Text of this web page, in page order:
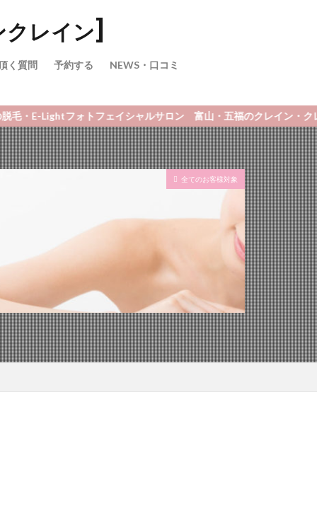
く質問 予約する NEWS・口コミ
フォトフェイシャルサロン 富山・五福のクレイン・クレイン
全てのお客様対象